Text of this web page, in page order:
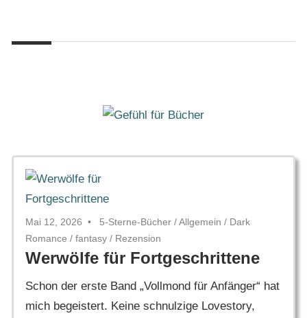
springen
Gefühl
für
Mai 12, 2026 5-Sterne-Bücher /Allgemein / Dark
Romance / fantasy / Rezension
Werwölfe für Fortgeschrittene
Schon der erste Band „Vollmond für Anfänger“ hat
mich begeistert. Keine schnulzige Lovestory,